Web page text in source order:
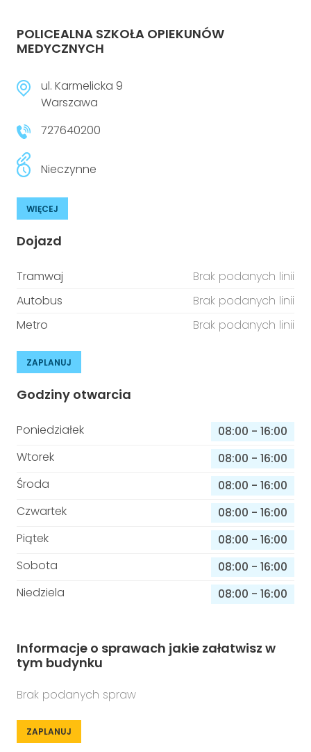
POLICEALNA SZKOŁA OPIEKUNÓW
MEDYCZNYCH
ul. Karmelicka 9
Warszawa
727640200
Nieczynne
WIĘCEJ
Dojazd
Tramwaj
Brak podanych linii
Autobus
Brak podanych linii
Metro
Brak podanych linii
ZAPLANUJ
Godziny otwarcia
Poniedziałek 08:00 - 16:00
Wtorek
08:00 - 16:00
Środa
08:00 - 16:00
Czwartek
08:00 - 16:00
Piątek
08:00 - 16:00
Sobota
08:00 - 16:00
Niedziela
08:00 - 16:00
Informacje o sprawach jakie załatwisz w
tym budynku
Brak podanych spraw
ZAPLANUJ